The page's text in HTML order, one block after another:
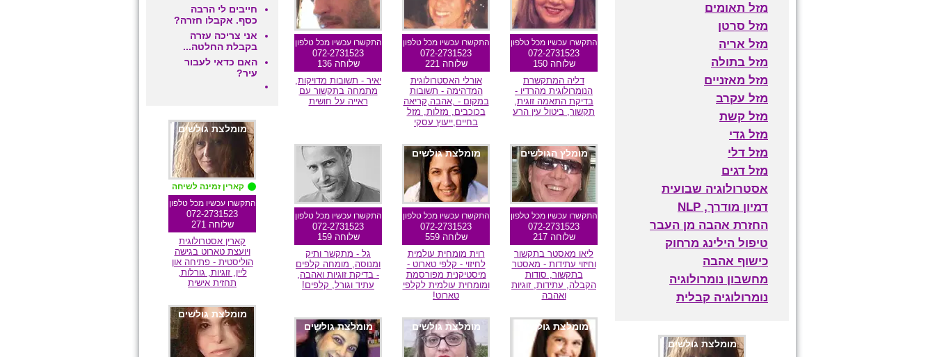
התקשרו עכשיו מכל טלפון
072-2731523
שלוחה 150
דליה המתקשרת
הנומרולוגית מהרדיו -
בדיקת התאמה זוגית,
תקשור, ביטול עין הרע
התקשרו עכשיו מכל טלפון
072-2731523
שלוחה 221
אורלי האסטרולוגית
המדהימה - תשובות
במקום - ,אהבה,קריאה
בכוכבים, מזלות, מזל
בחיים,ייעוץ עסקי
התקשרו עכשיו מכל טלפון
072-2731523
שלוחה 136
יאיר - תשובות מדויקות,
מתמחה בתקשור עם
ראייה על חושית
מומלץ הגולשים
התקשרו עכשיו מכל טלפון
072-2731523
שלוחה 217
ליאו מאסטר בתקשור
וחיזוי עתידות - מאסטר
בתקשור, סודות
הקבלה, עתידות, זוגיות
ואהבה
מומלצת גולשים
התקשרו עכשיו מכל טלפון
072-2731523
שלוחה 559
רוית מומחית עולמית
לחיזוי - קלפי טארוט -
מיסטיקנית מפורסמת
ומומחית עולמית לקלפי
טארוט!
התקשרו עכשיו מכל טלפון
072-2731523
שלוחה 159
גל - מתקשר ותיק
ומנוסה, מומחה קלפים
- בדיקת זוגיות ואהבה,
עתיד וגורל, קלפים!
מומלצת גולשים מומלצת גולשים מומלצת גולשים
חייבים לי הרבה
כסף. אקבלו חזרה?
אני צריכה עזרה
בקבלת החלטה...
האם כדאי לעבור
עיר?
מומלצת גולשים
קארין זמינה לשיחה
התקשרו עכשיו מכל טלפון
072-2731523
שלוחה 271
קארין אסטרולוגית
ויועצת טארוט בגישה
הוליסטית - פתיחה און
ליין, זוגיות, גורלות,
תחזית אישית
מומלצת גולשים
מזל תאומים
מזל סרטן
מזל אריה
מזל בתולה
מזל מאזניים
מזל עקרב
מזל קשת
מזל גדי
מזל דלי
מזל דגים
אסטרולוגיה שבועית
דמיון מודרך, NLP
החזרת אהבה מן העבר
טיפול הילינג מרחוק
כישוף אהבה
מחשבון נומרולוגיה
נומרולוגיה קבלית
מומלצת גולשים